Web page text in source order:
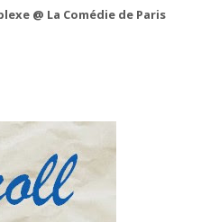
@ La Comédie de Paris